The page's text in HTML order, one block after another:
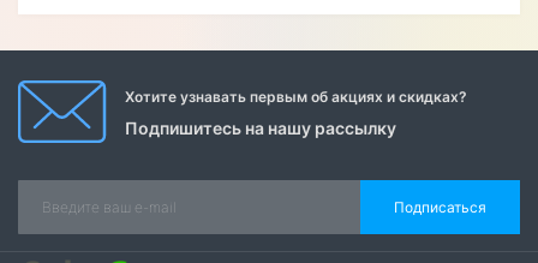
Хотите узнавать первым об акциях и скидках?
Подпишитесь на нашу рассылку
Подписаться